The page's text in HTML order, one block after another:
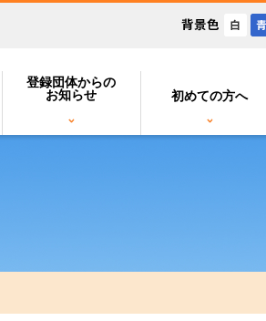
登録団体からの
お知らせ
初めての方へ